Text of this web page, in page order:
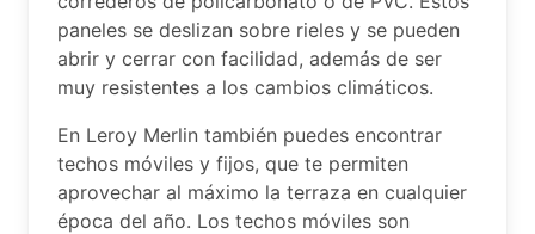
paneles se deslizan sobre rieles y se pueden
abrir y cerrar con facilidad, además de ser
muy resistentes a los cambios climáticos.
En Leroy Merlin también puedes encontrar
techos móviles y fijos, que te permiten
aprovechar al máximo la terraza en cualquier
época del año. Los techos móviles son